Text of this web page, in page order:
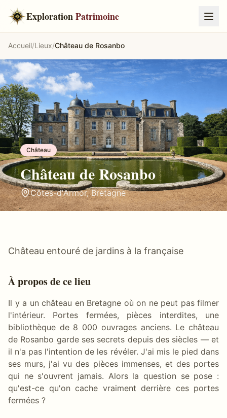
ExplorationPatrimoine
Accueil/Lieux/Château de Rosanbo
Château
Château de Rosanbo
Côtes-d'Armor,Bretagne
Château entouré de jardins à la française
À propos de ce lieu
Il y a un château en Bretagne où on ne peut pas filmer
l'intérieur. Portes fermées, pièces interdites, une
bibliothèque de 8 000 ouvrages anciens. Le château
de Rosanbo garde ses secrets depuis des siècles — et
il n'a pas l'intention de les révéler. J'ai mis le pied dans
ses murs, j'ai vu des pièces immenses, et des portes
qui ne s'ouvrent jamais. Alors la question se pose :
qu'est-ce qu'on cache vraiment derrière ces portes
fermées ?